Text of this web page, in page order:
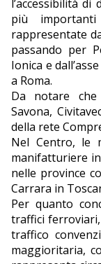
l’accessibilità
più
rappresentate
passando per
Ionica e
a Roma.
Da notare
Savona,
della rete
Nel Centro, le
manifatturiere
nelle province
Carrara in
Per quanto
traffici
traffico
maggioritaria,